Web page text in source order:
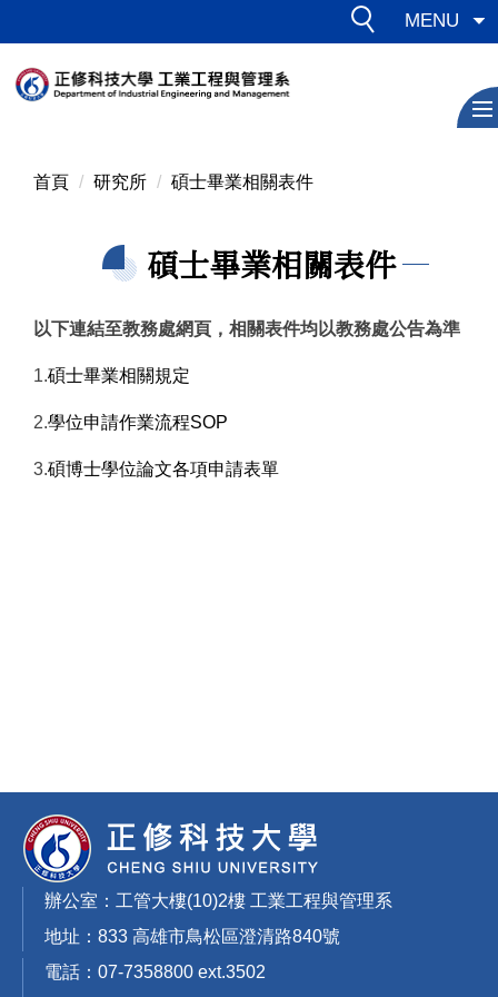
到
主
要
MENU
首頁 研究所 碩士畢業相關表件
碩士畢業相關表件
以下連結至教務處網頁，相關表件均以教務處公告為準
1.碩士畢業相關規定
2.學位申請作業流程SOP
3.碩博士學位論文各項申請表單
辦公室：工管大樓(10)2樓 工業工程與管理系
地址：833 高雄市鳥松區澄清路840號
電話：07-7358800 ext.3502